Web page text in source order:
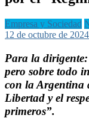
Empresa y Sociedad
12 de octubre de 2024
Para la dirigente:
pero sobre todo
con la Argentina
Libertad y el
primeros”.